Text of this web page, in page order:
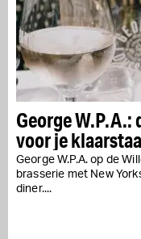
George W.P.A.:
voor je
George W.P.A. op de
brasserie met New
diner....